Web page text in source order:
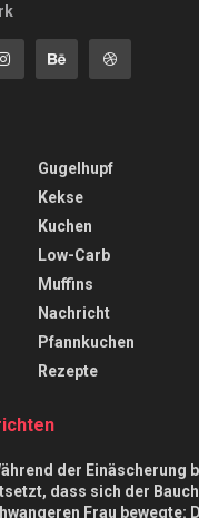
Gugelhupf
Kekse
Kuchen
Low-Carb
Muffins
Nachricht
Pfannkuchen
Rezepte
der Einäscherung
dass sich der
Frau bewegte: